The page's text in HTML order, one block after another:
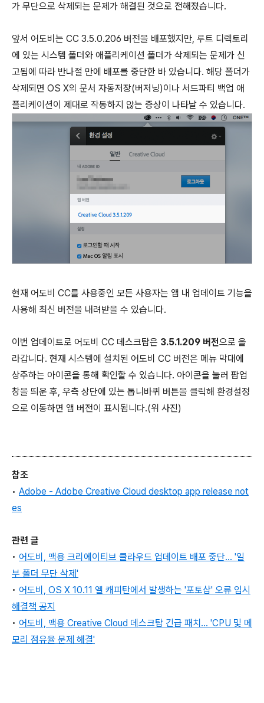
가 무단으로 삭제되는 문제가 해결된 것으로 전해졌습니다.
앞서 어도비는 CC 3.5.0.206 버전을 배포했지만, 루트 디렉토리
에 있는 시스템 폴더와 애플리케이션 폴더가 삭제되는 문제가 신
고됨에 따라 반나절 만에 배포를 중단한 바 있습니다. 해당 폴더가
삭제되면 OS X의 문서 자동저장(버저닝)이나 서드파티 백업 애
플리케이션이 제대로 작동하지 않는 증상이 나타날 수 있습니다.
현재 어도비 CC를 사용중인 모든 사용자는 앱 내 업데이트 기능을
사용해 최신 버전을 내려받을 수 있습니다.
이번 업데이트로 어도비 CC 데스크탑은 3.5.1.209 버전으로 올
라갑니다. 현재 시스템에 설치된 어도비 CC 버전은 메뉴 막대에
상주하는 아이콘을 통해 확인할 수 있습니다. 아이콘을 눌러 팝업
창을 띄운 후, 우측 상단에 있는 톱니바퀴 버튼을 클릭해 환경설정
으로 이동하면 앱 버전이 표시됩니다.(위 사진)
참조
• Adobe - Adobe Creative Cloud desktop app release not
es
관련 글
• 어도비, 맥용 크리에이티브 클라우드 업데이트 배포 중단... '일
부 폴더 무단 삭제'
• 어도비, OS X 10.11 엘 캐피탄에서 발생하는 '포토샵' 오류 임시
해결책 공지
• 어도비, 맥용 Creative Cloud 데스크탑 긴급 패치... 'CPU 및 메
모리 점유율 문제 해결'